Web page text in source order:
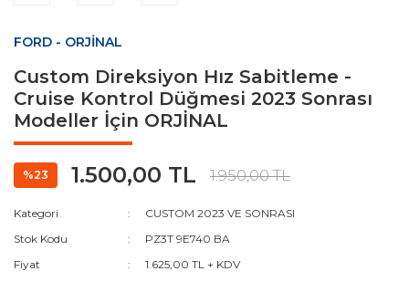
FORD - ORJİNAL
Custom Direksiyon Hız Sabitleme -
Cruise Kontrol Düğmesi 2023 Sonrası
Modeller İçin ORJİNAL
%23 1.500,00 TL 1.950,00 TL
Kategori
CUSTOM 2023 VE SONRASI
Stok Kodu
PZ3T 9E740 BA
Fiyat
1.625,00 TL + KDV